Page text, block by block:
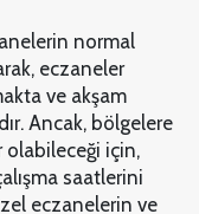
normal
eczaneler
ve akşam
Ancak, bölgelere
olabileceği için,
saatlerini
eczanelerin ve